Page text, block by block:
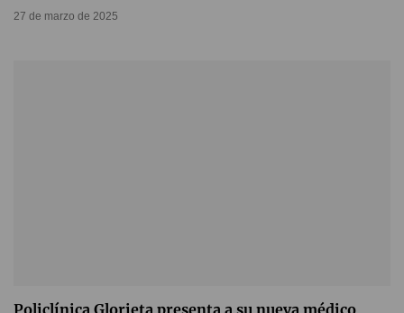
27 de marzo de 2025
Policlínica Glorieta presenta a su nueva médico